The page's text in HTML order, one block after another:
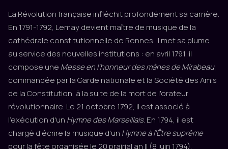
La Révolution française infléchit profondément sa carrière.
En 1791-1792, Lemay devient maître de musique de la
cathédrale constitutionnelle de Rennes. Il met sa plume
au service des nouvelles institutions : en avril 1791, il
compose une Messe en l'honneur des mânes de Mirabeau,
commandée par la Garde nationale et la Société des Amis
de la Constitution, à la suite de la mort de l'orateur
révolutionnaire. Le 21 octobre 1792, il est associé à
l'exécution d'un Hymne des Marseillais. En 1794, il est
chargé d'écrire la musique d'un Hymne à l'Être suprême
pour la fête organisée le 20 prairial an II (8 juin 1794),